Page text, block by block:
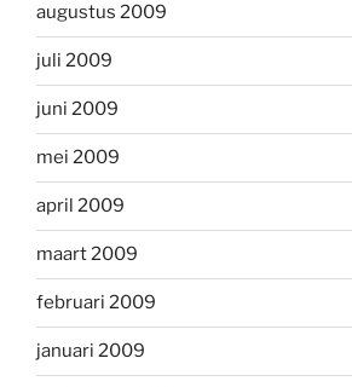
augustus 2009
juli 2009
juni 2009
mei 2009
april 2009
maart 2009
februari 2009
januari 2009